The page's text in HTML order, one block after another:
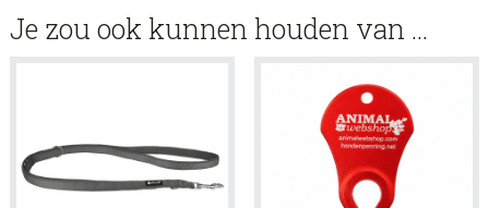
Je zou ook kunnen houden van …